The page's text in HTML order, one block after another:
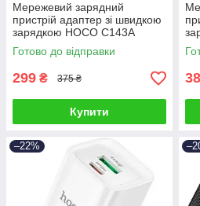
Мережевий зарядний
пристрій адаптер зі швидкою
зарядкою HOCO C143A
1Type-C 20W/3A PD
Готово до відправки
299 ₴ 375 ₴
Купити
–22%